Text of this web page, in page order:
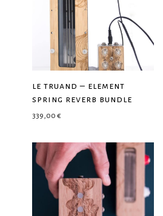
le truand – element
spring reverb bundle
339,00 €